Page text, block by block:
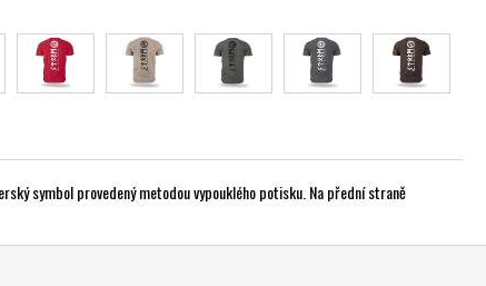
symbol provedený metodou vypouklého potisku. Na přední straně